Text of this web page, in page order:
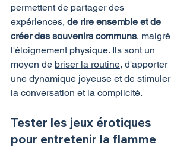
permettent de partager des
expériences, de rire ensemble et de
créer des souvenirs communs, malgré
l'éloignement physique. Ils sont un
moyen de briser la routine, d'apporter
une dynamique joyeuse et de stimuler
la conversation et la complicité.
Tester les jeux érotiques
pour entretenir la flamme